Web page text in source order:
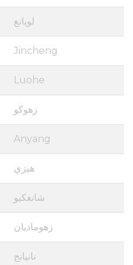
لويانغ
Jincheng
Luohe
زهوكو
Anyang
هيزي
شانغكيو
زهوماديان
نانيانج